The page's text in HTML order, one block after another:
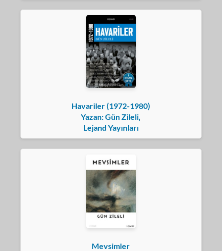
Havariler (1972-1980)
Yazan: Gün Zileli,
Lejand Yayınları
Mevsimler